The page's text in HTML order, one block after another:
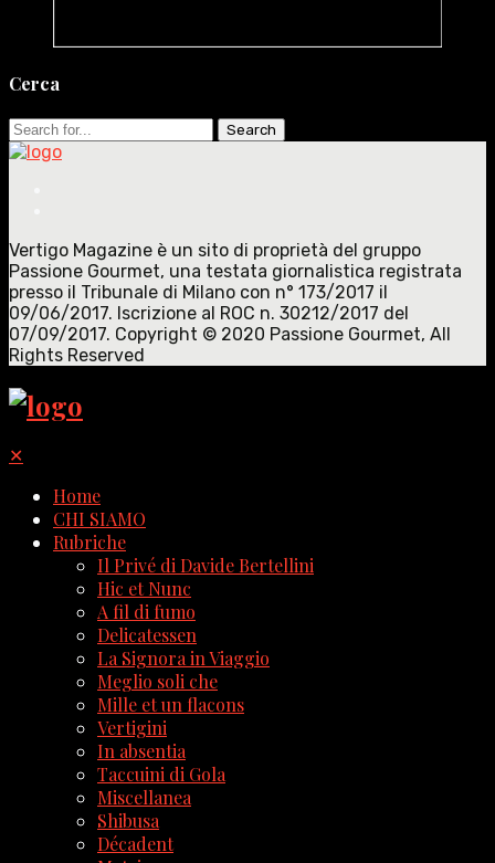
Cerca
Search
for:
Vertigo Magazine è un sito di proprietà del gruppo
Passione Gourmet, una testata giornalistica registrata
presso il Tribunale di Milano con n° 173/2017 il
09/06/2017. Iscrizione al ROC n. 30212/2017 del
07/09/2017. Copyright © 2020 Passione Gourmet, All
Rights Reserved
✕
Home
CHI SIAMO
Rubriche
Il Privé di Davide Bertellini
Hic et Nunc
A fil di fumo
Delicatessen
La Signora in Viaggio
Meglio soli che
Mille et un flacons
Vertigini
In absentia
Taccuini di Gola
Miscellanea
Shibusa
Décadent